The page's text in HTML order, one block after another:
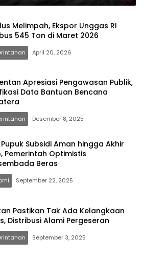
Melimpah, Ekspor Unggas RI
545 Ton di Maret 2026
April 20, 2026
Apresiasi Pengawasan Publik,
Data Bantuan Bencana
Desember 8, 2025
Subsidi Aman hingga Akhir
Pemerintah Optimistis
Beras
September 22, 2025
Pastikan Tak Ada Kelangkaan
Distribusi Alami Pergeseran
September 3, 2025